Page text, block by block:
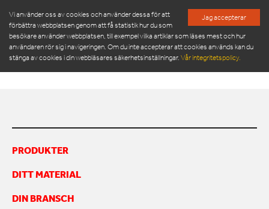
Jag accepterar
Vi använder oss av cookies och använder dessa för att
förbättra webbplatsen genom att få statistik hur du som
besökare använder webbplatsen, till exempel vilka artiklar som läses mest och hur
användaren rör sig i navigeringen. Om du inte accepterar att cookies används kan du
stänga av cookies i din webbläsares säkerhetsinställningar.Vår integritetspolicy.
SERVICE & RESERVDELAR
NYHETSRUM
OM OSS
MÖT VÅR LEDNINGSGRUPP
ATS_ORWAK CONNECT
PRODUKTER
DITT MATERIAL
DIN BRANSCH